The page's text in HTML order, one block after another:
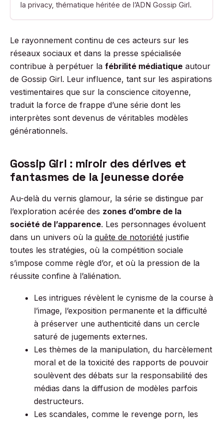
la privacy, thématique héritée de l’ADN Gossip Girl.
Le rayonnement continu de ces acteurs sur les
réseaux sociaux et dans la presse spécialisée
contribue à perpétuer la fébrilité médiatique autour
de Gossip Girl. Leur influence, tant sur les aspirations
vestimentaires que sur la conscience citoyenne,
traduit la force de frappe d’une série dont les
interprètes sont devenus de véritables modèles
générationnels.
Gossip Girl : miroir des dérives et
fantasmes de la jeunesse dorée
Au-delà du vernis glamour, la série se distingue par
l’exploration acérée des zones d’ombre de la
société de l’apparence. Les personnages évoluent
dans un univers où la quête de notoriété justifie
toutes les stratégies, où la compétition sociale
s’impose comme règle d’or, et où la pression de la
réussite confine à l’aliénation.
Les intrigues révèlent le cynisme de la course à
l’image, l’exposition permanente et la difficulté
à préserver une authenticité dans un cercle
saturé de jugements externes.
Les thèmes de la manipulation, du harcèlement
moral et de la toxicité des rapports de pouvoir
soulèvent des débats sur la responsabilité des
médias dans la diffusion de modèles parfois
destructeurs.
Les scandales, comme le revenge porn, les